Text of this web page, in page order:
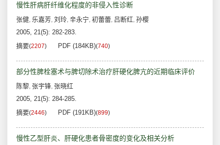
慢性肝病肝纤维化程度的非侵入性诊断
张健, 乐嘉芳, 刘玲, 辛永宁, 初蕾蕾, 吕断红, 孙樱
2005, 21(5): 282-283.
摘要(2207) PDF (184KB)(740)
部分性脾栓塞术与脾切除术治疗肝硬化脾亢的近期临床评价
陈黎, 张宇锋, 张晓红
2005, 21(5): 284-285.
摘要(2446) PDF (191KB)(899)
慢性乙型肝炎、肝硬化患者骨密度的变化及相关分析